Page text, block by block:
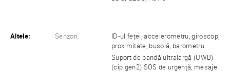
Altele: Senzori:
ID-ul feței, accelerometru, giroscop,
proximitate, busolă, barometru
Suport de bandă ultralargă (UWB)
(cip gen2) SOS de urgență, mesaje